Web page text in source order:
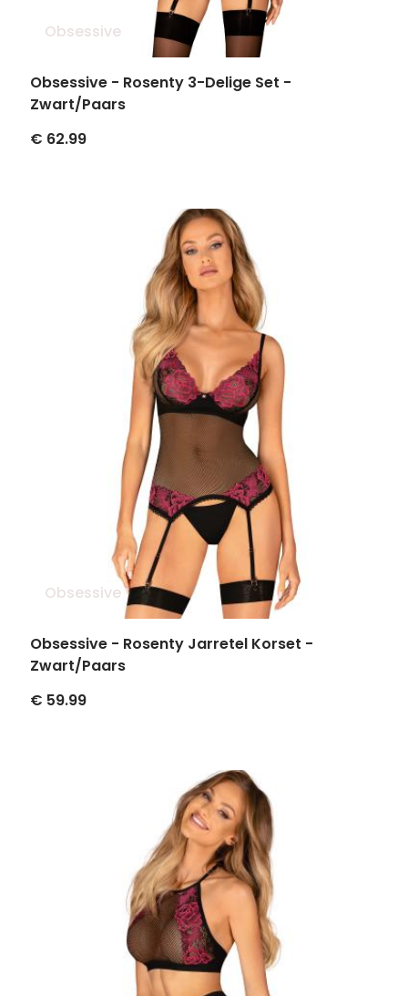
Obsessive
Obsessive - Rosenty 3-Delige Set -
Zwart/Paars
€ 62.99
Obsessive
Obsessive - Rosenty Jarretel Korset -
Zwart/Paars
€ 59.99